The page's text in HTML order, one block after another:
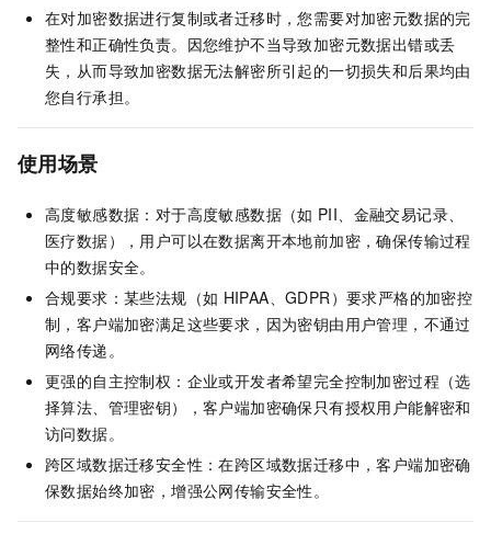
在对加密数据进行复制或者迁移时，您需要对加密元数据的完
整性和正确性负责。因您维护不当导致加密元数据出错或丢
失，从而导致加密数据无法解密所引起的一切损失和后果均由
您自行承担。
使用场景
高度敏感数据：对于高度敏感数据（如 PII、金融交易记录、
医疗数据），用户可以在数据离开本地前加密，确保传输过程
中的数据安全。
合规要求：某些法规（如 HIPAA、GDPR）要求严格的加密控
制，客户端加密满足这些要求，因为密钥由用户管理，不通过
网络传递。
更强的自主控制权：企业或开发者希望完全控制加密过程（选
择算法、管理密钥），客户端加密确保只有授权用户能解密和
访问数据。
跨区域数据迁移安全性：在跨区域数据迁移中，客户端加密确
保数据始终加密，增强公网传输安全性。